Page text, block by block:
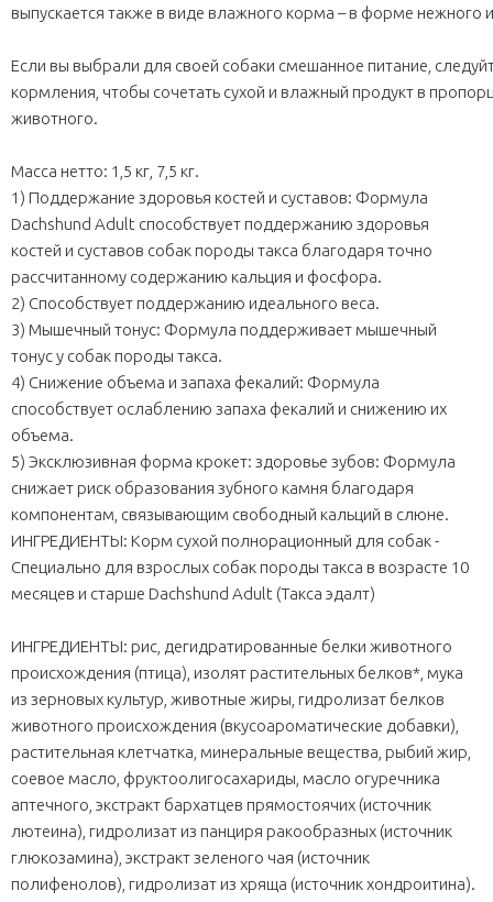
выпускается также в виде влажного корма – в форме нежного
Если вы выбрали для своей собаки смешанное питание,
кормления, чтобы сочетать сухой и влажный продукт в
животного.
Масса нетто: 1,5 кг, 7,5 кг.
1) Поддержание здоровья костей и суставов: Формула
Dachshund Adult способствует поддержанию здоровья
костей и суставов собак породы такса благодаря точно
рассчитанному содержанию кальция и фосфора.
2) Способствует поддержанию идеального веса.
3) Мышечный тонус: Формула поддерживает мышечный
тонус у собак породы такса.
4) Снижение объема и запаха фекалий: Формула
способствует ослаблению запаха фекалий и снижению их
объема.
5) Эксклюзивная форма крокет: здоровье зубов: Формула
снижает риск образования зубного камня благодаря
компонентам, связывающим свободный кальций в слюне.
ИНГРЕДИЕНТЫ: Корм сухой полнорационный для собак -
Cпециально для взрослых собак породы такса в возрасте 10
месяцев и старше Dachshund Adult (Такса эдалт)
ИНГРЕДИЕНТЫ: рис, дегидратированные белки животного
происхождения (птица), изолят растительных белков*, мука
из зерновых культур, животные жиры, гидролизат белков
животного происхождения (вкусоароматические добавки),
растительная клетчатка, минеральные вещества, рыбий жир,
соевое масло, фруктоолигосахариды, масло огуречника
аптечного, экстракт бархатцев прямостоячих (источник
лютеина), гидролизат из панциря ракообразных (источник
глюкозамина), экстракт зеленого чая (источник
полифенолов), гидролизат из хряща (источник хондроитина).